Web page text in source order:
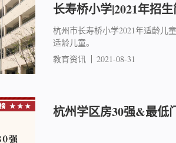
长寿桥小学|2021年招
杭州市长寿桥小学2021年适龄儿
适龄儿童。
教育资讯
2021-08-31
杭州学区房30强&最低